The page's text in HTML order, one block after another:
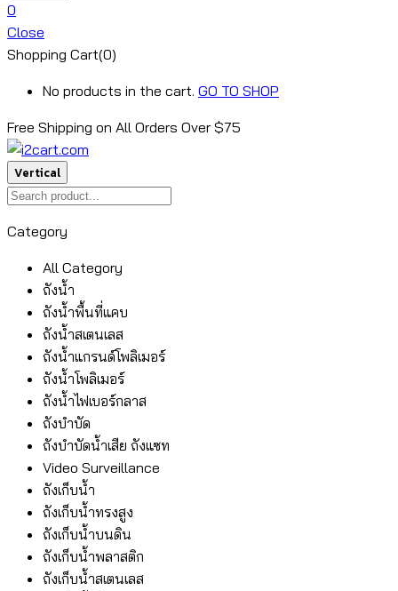
0
Close
Shopping Cart(0)
No products in the cart. GO TO SHOP
Free Shipping on All Orders Over $75
Vertical
Category
All Category
ถังน้ำ
ถังน้ำพื้นที่แคบ
ถังน้ำสเตนเลส
ถังน้ำแกรนด์โพลิเมอร์
ถังน้ำโพลิเมอร์
ถังน้ำไฟเบอร์กลาส
ถังบำบัด
ถังบำบัดน้ำเสีย ถังแซท
Video Surveillance
ถังเก็บน้ำ
ถังเก็บน้ำทรงสูง
ถังเก็บน้ำบนดิน
ถังเก็บน้ำพลาสติก
ถังเก็บน้ำสเตนเลส